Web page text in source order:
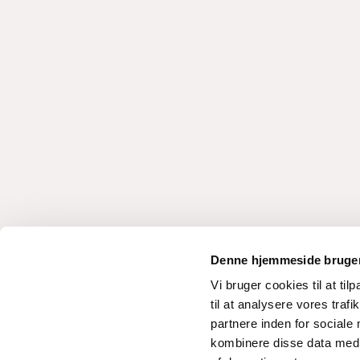
Denne hjemmeside
Vi bruger cookies til at
til at analysere vores
partnere inden for sociale
kombinere disse data